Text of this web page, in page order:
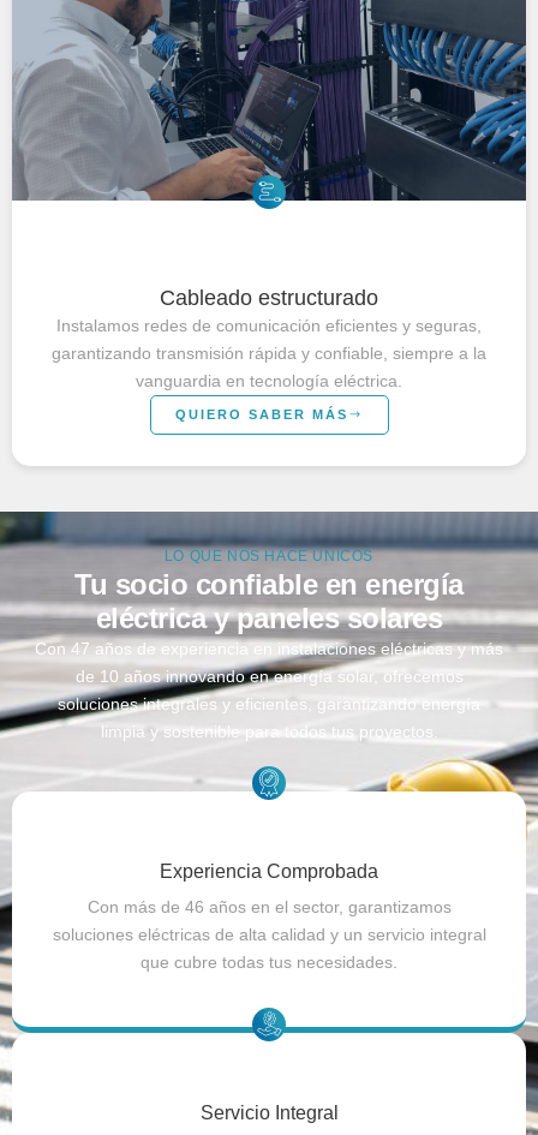
Cableado estructurado
Instalamos redes de comunicación eficientes y seguras,
garantizando transmisión rápida y confiable, siempre a la
vanguardia en tecnología eléctrica.
QUIERO SABER MÁS
LO QUE NOS HACE ÚNICOS
Tu socio confiable en energía
eléctrica y paneles solares
Con 47 años de experiencia en instalaciones eléctricas y más
de 10 años innovando en energía solar, ofrecemos
soluciones integrales y eficientes, garantizando energía
limpia y sostenible para todos tus proyectos.
Experiencia Comprobada
Con más de 46 años en el sector, garantizamos
soluciones eléctricas de alta calidad y un servicio integral
que cubre todas tus necesidades.
Servicio Integral